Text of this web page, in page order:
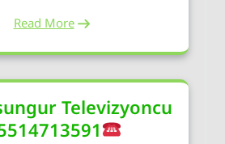
Read More
Televizyoncu